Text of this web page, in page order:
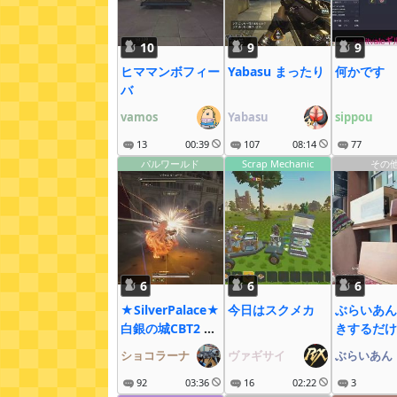
10
ヒママンボフィー
バ
vamos
13 00:39
9
Yabasu まったり
Yabasu
107 08:14
9
何かです
sippou
77
パルワールド
6
★SilverPalace★
白銀の城CBT2 終
わり間際のだらっ
とプレイ!
ショコラーナ
92 03:36
Scrap Mechanic
6
今日はスクメカ
ヴァギサイ
16 02:22
その
6
ぶらいあ
きするだけ
ぶらいあん
3